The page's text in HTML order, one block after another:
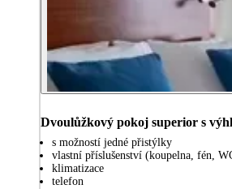
Dvoulůžkový pokoj superior s
s možností jedné přistýlky
vlastní příslušenství (koupelna, fén,
klimatizace
telefon